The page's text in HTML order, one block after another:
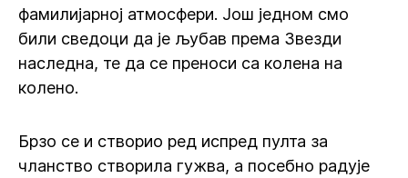
фамилијарној атмосфери. Још једном смо
били сведоци да је љубав према Звезди
наследна, те да се преноси са колена на
колено.
Брзо се и створио ред испред пулта за
чланство створила гужва, а посебно радује